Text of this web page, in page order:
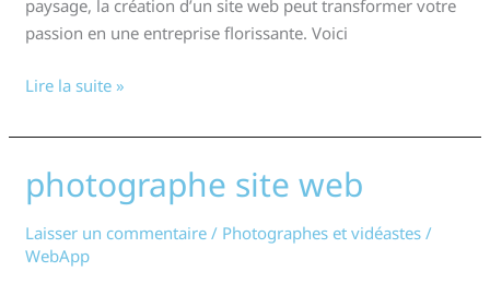
paysage, la création d’un site web peut transformer votre
passion en une entreprise florissante. Voici
Lire la suite »
photographe site web
Laisser un commentaire / Photographes et vidéastes /
WebApp
photographe
site
web